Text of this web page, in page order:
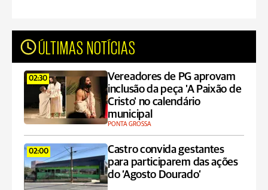
ÚLTIMAS NOTÍCIAS
02:30
Vereadores de PG aprovam
inclusão da peça 'A Paixão de
Cristo' no calendário
municipal
PONTA GROSSA
02:00
Castro convida gestantes
para participarem das ações
do ‘Agosto Dourado’